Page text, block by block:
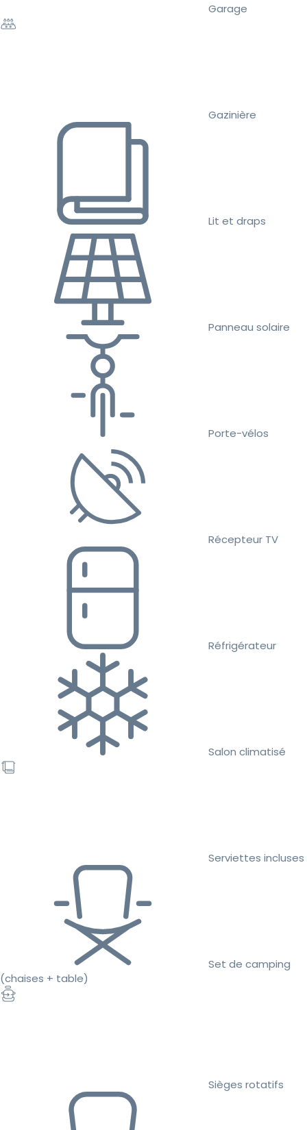
Garage
Gazinière
Lit et draps
Panneau solaire
Porte-vélos
Récepteur TV
Réfrigérateur
Salon climatisé
Serviettes incluses
Set de camping
(chaises + table)
Sièges rotatifs